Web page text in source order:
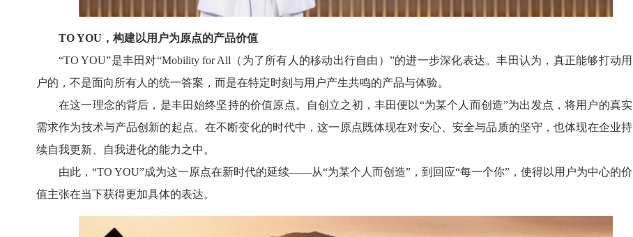
TO YOU，构建以用户为原点的产品价值
“TO YOU”是丰田对“Mobility for All（为了所有人的移动出行自由）”的进一步深化表达。丰田认为，真正能够打动用
户的，不是面向所有人的统一答案，而是在特定时刻与用户产生共鸣的产品与体验。
在这一理念的背后，是丰田始终坚持的价值原点。自创立之初，丰田便以“为某个人而创造”为出发点，将用户的真实
需求作为技术与产品创新的起点。在不断变化的时代中，这一原点既体现在对安心、安全与品质的坚守，也体现在企业持
续自我更新、自我进化的能力之中。
由此，“TO YOU”成为这一原点在新时代的延续——从“为某个人而创造”，到回应“每一个你”，使得以用户为中心的价
值主张在当下获得更加具体的表达。